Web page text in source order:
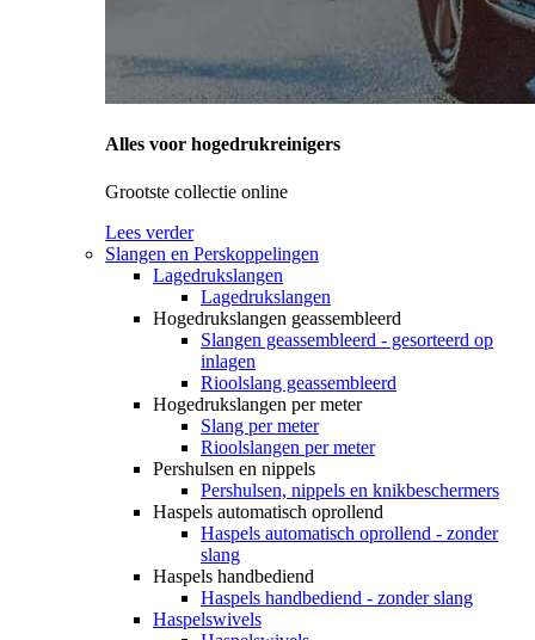
Alles voor hogedrukreinigers
Grootste collectie online
Lees verder
Slangen en Perskoppelingen
Lagedrukslangen
Lagedrukslangen
Hogedrukslangen geassembleerd
Slangen geassembleerd - gesorteerd op
inlagen
Rioolslang geassembleerd
Hogedrukslangen per meter
Slang per meter
Rioolslangen per meter
Pershulsen en nippels
Pershulsen, nippels en knikbeschermers
Haspels automatisch oprollend
Haspels automatisch oprollend - zonder
slang
Haspels handbediend
Haspels handbediend - zonder slang
Haspelswivels